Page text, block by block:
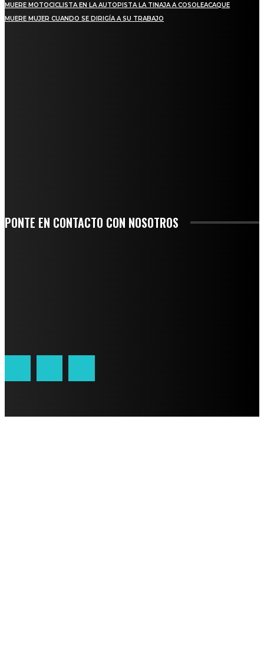
MUERE MOTOCICLISTA EN LA AUTOPISTA LA TINAJA A COSOLEACAQUE
MUERE MUJER CUANDO SE DIRIGÍA A SU TRABAJO
PONTE EN CONTACTO CON NOSOTROS